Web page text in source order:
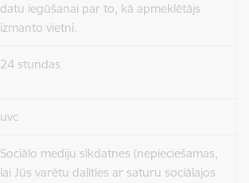
datu iegūšanai par to, kā apmeklētājs
izmanto vietni.
24 stundas
uvc
Sociālo mediju sīkdatnes (nepieciešamas,
lai Jūs varētu dalīties ar saturu sociālajos